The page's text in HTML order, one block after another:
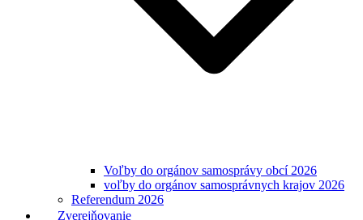
Voľby do orgánov samosprávy obcí 2026
voľby do orgánov samosprávnych krajov 2026
Referendum 2026
Zverejňovanie